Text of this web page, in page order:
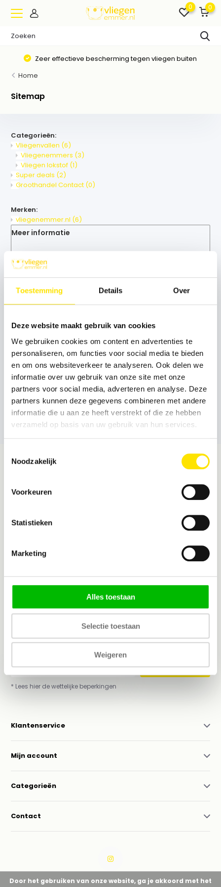
Toestemming Details Over
Deze website maakt gebruik van cookies
We gebruiken cookies om content en advertenties te
personaliseren, om functies voor social media te bieden
en om ons websiteverkeer te analyseren. Ook delen we
informatie over uw gebruik van onze site met onze
partners voor social media, adverteren en analyse. Deze
partners kunnen deze gegevens combineren met andere
informatie die u aan ze heeft verstrekt of die ze hebben
verzameld op basis van uw gebruik van hun services.
Noodzakelijk
Voorkeuren
Statistieken
Marketing
Alles toestaan
Selectie toestaan
Weigeren
0 0
Zeer effectieve bescherming tegen vliegen buiten
Home
Sitemap
Categorieën:
Vliegenvallen (6)
Vliegenemmers (3)
Vliegen lokstof (1)
Super deals (2)
Groothandel Contact (0)
Merken:
vliegenemmer.nl (6)
Meer informatie
Privacy Policy
Retourneren
Klantenservice
Sitemap
Ontvang vandaag nog een offerte
info@vliegenemmer.nl
Neem contact op
Abonneer je op onze nieuwsbrief
Abonneer
* Lees hier de wettelijke beperkingen
Klantenservice
Mijn account
Categorieën
Contact
Door het gebruiken van onze website, ga je akkoord met het